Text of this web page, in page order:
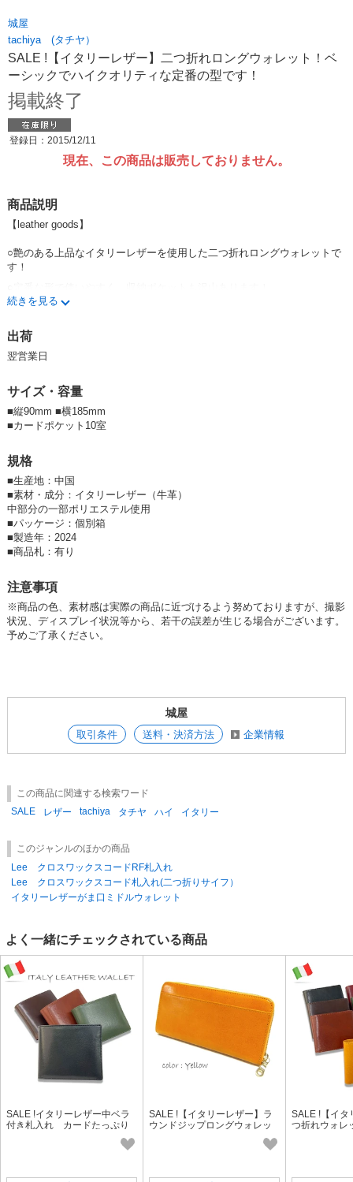
城屋
tachiya (タチヤ）
SALE !【イタリーレザー】二つ折れロングウォレット！ベ
ーシックでハイクオリティな定番の型です！
掲載終了
登録日：2015/12/11
現在、この商品は販売しておりません。
商品説明
【leather goods】
○艶のある上品なイタリーレザーを使用した二つ折れロングウォレットで
す！
○イタリアレザー独特の風合いを楽しめる商品です!
○個別に箱あり・イタリータグ付き！
1989年イタリアトスカーナ地方サンタクローチェにて創業のYANKEE社
製ベジタブルタンニンレザーを使用。
植物性タンニンでなめされたベジタブルタンニンレザーは自然に変える環
また、使い込む程に風合いが上質な革が魅力です。
続きを見る
出荷
翌営業日
サイズ・容量
■縦90mm ■横185mm
■カードポケット10室
規格
■生産地：中国
■素材・成分：イタリーレザー（牛革）
中部分の一部ポリエステル使用
■パッケージ：個別箱
■製造年：2024
■商品札：有り
注意事項
※商品の色、素材感は実際の商品に近づけるよう努めておりますが、撮影
状況、ディスプレイ状況等から、若干の誤差が生じる場合がございます。
予めご了承ください。
城屋
取引条件 送料・決済方法 企業情報
この商品に関連する検索ワード
SALE
レザー tachiya タチヤ ハイ イタリー
このジャンルのほかの商品
Lee クロスワックスコードRF札入れ
Lee クロスワックスコード札入れ(二つ折りサイフ）
イタリーレザーがま口ミドルウォレット
よく一緒にチェックされている商品
SALE !イタリーレザー中ベラ
付き札入れ カードたっぷり
SALE !【イタリーレザー】ラ
ウンドジップロングウォレッ
ト！色バリも豊富な人気商品
SALE !【イタ
つ折れウォ